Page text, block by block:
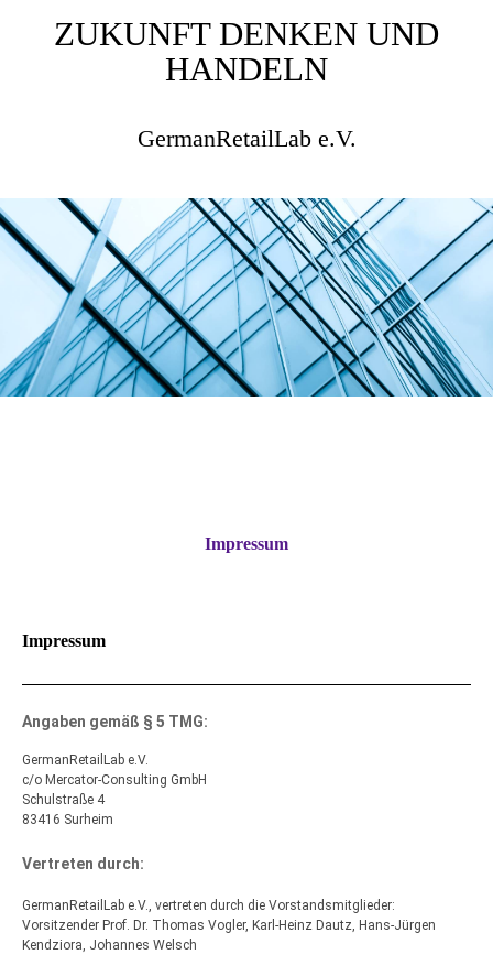
ZUKUNFT DENKEN UND
HANDELN
GermanRetailLab e.V.
Impressum
Impressum
Angaben gemäß § 5 TMG:
GermanRetailLab e.V.
c/o Mercator-Consulting GmbH
Schulstraße 4
83416 Surheim
Vertreten durch:
GermanRetailLab e.V., vertreten durch die Vorstandsmitglieder:
Vorsitzender Prof. Dr. Thomas Vogler, Karl-Heinz Dautz, Hans-Jürgen
Kendziora, Johannes Welsch